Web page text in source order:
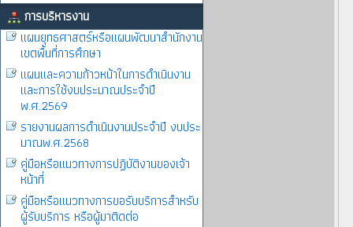
การบริหารงาน
แผนยุทธศาสตร์หรือแผนพัฒนาสำนักงาน
เขตพื้นที่การศึกษา
แผนและความก้าวหน้าในการดำเนินงาน
และการใช้งบประมาณประจำปี
พ.ศ.2569
รายงานผลการดำเนินงานประจำปี งบประ
มาณพ.ศ.2568
คู่มือหรือแนวทางการปฏิบัติงานของเจ้า
หน้าที่
คู่มือหรือแนวทางการขอรับบริการสำหรับ
ผู้รับบริการ หรือผู้มาติดต่อ